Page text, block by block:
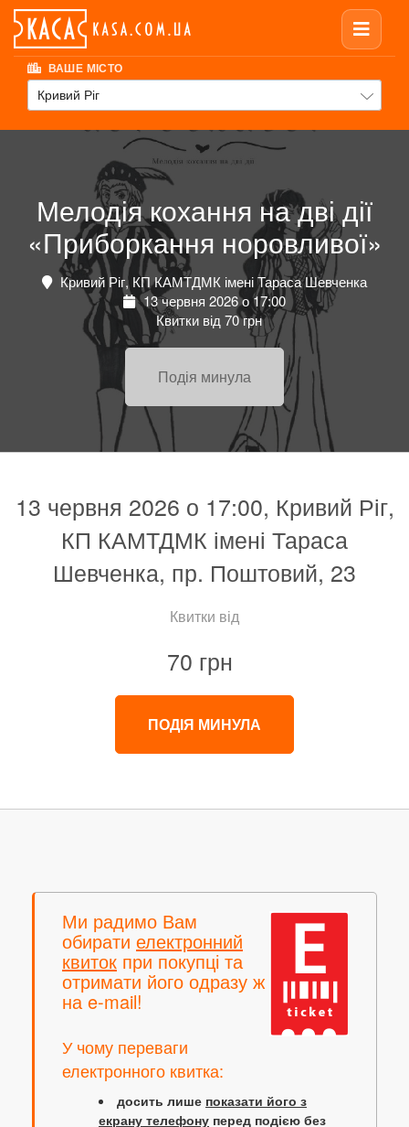
ВАШЕ МІСТО
Кривий Ріг
Мелодія кохання на дві дії
«Приборкання норовливої»
Кривий Ріг, КП КАМТДМК імені Тараса Шевченка
13 червня 2026 о 17:00
Квитки від 70 грн
Подія минула
13 червня 2026 о 17:00, Кривий Ріг,
КП КАМТДМК імені Тараса
Шевченка, пр. Поштовий, 23
Квитки від
70 грн
ПОДІЯ МИНУЛА
Ми радимо Вам
обирати електронний
квиток при покупці та
отримати його одразу ж
на e-mail!
У чому переваги
електронного квитка:
досить лише показати його з
екрану телефону перед подією без